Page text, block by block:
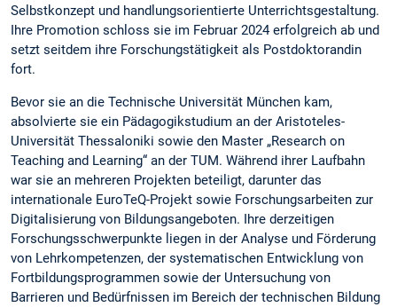
Selbstkonzept und handlungsorientierte Unterrichtsgestaltung.
Ihre Promotion schloss sie im Februar 2024 erfolgreich ab und
setzt seitdem ihre Forschungstätigkeit als Postdoktorandin
fort.
Bevor sie an die Technische Universität München kam,
absolvierte sie ein Pädagogikstudium an der Aristoteles-
Universität Thessaloniki sowie den Master „Research on
Teaching and Learning“ an der TUM. Während ihrer Laufbahn
war sie an mehreren Projekten beteiligt, darunter das
internationale EuroTeQ-Projekt sowie Forschungsarbeiten zur
Digitalisierung von Bildungsangeboten. Ihre derzeitigen
Forschungsschwerpunkte liegen in der Analyse und Förderung
von Lehrkompetenzen, der systematischen Entwicklung von
Fortbildungsprogrammen sowie der Untersuchung von
Barrieren und Bedürfnissen im Bereich der technischen Bildung